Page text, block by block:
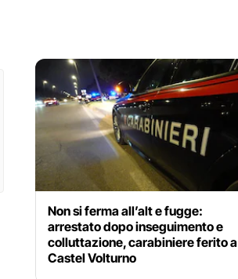
Non si ferma all’alt e fugge:
arrestato dopo inseguimento e
colluttazione, carabiniere ferito a
Castel Volturno